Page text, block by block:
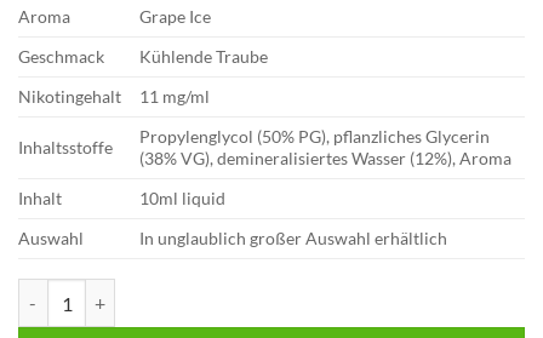
Aroma
Grape Ice
Geschmack
Kühlende Traube
Nikotingehalt
11 mg/ml
Inhaltsstoffe
Propylenglycol (50% PG), pflanzliches Glycerin
(38% VG), demineralisiertes Wasser (12%), Aroma
Inhalt
10ml liquid
Auswahl
In unglaublich großer Auswahl erhältlich